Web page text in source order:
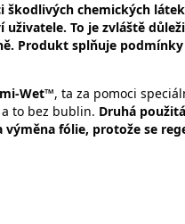
škodlivých chemických
To je zvláště
Produkt splňuje podmínky
Wet™, ta za pomoci
to bez bublin. Druhá použitá
fólie, protože se